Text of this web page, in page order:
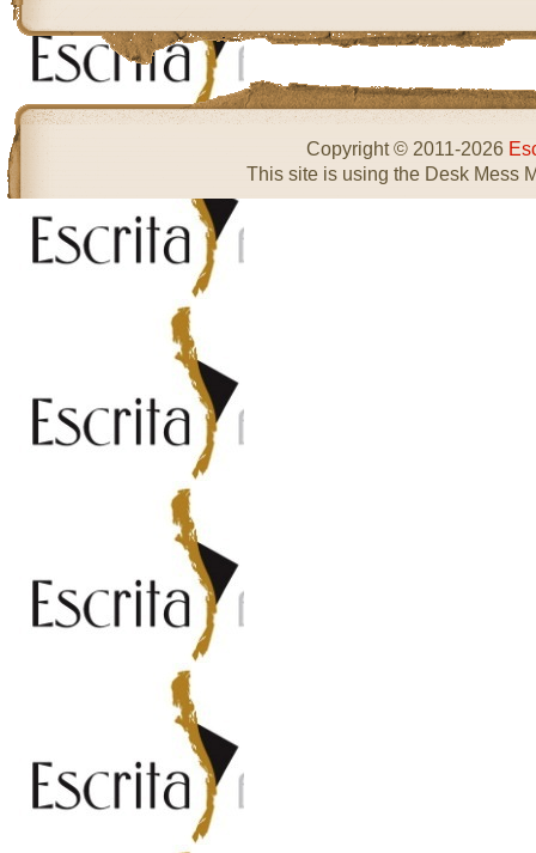
Copyright © 2011-2026
This site is using the Desk Mess